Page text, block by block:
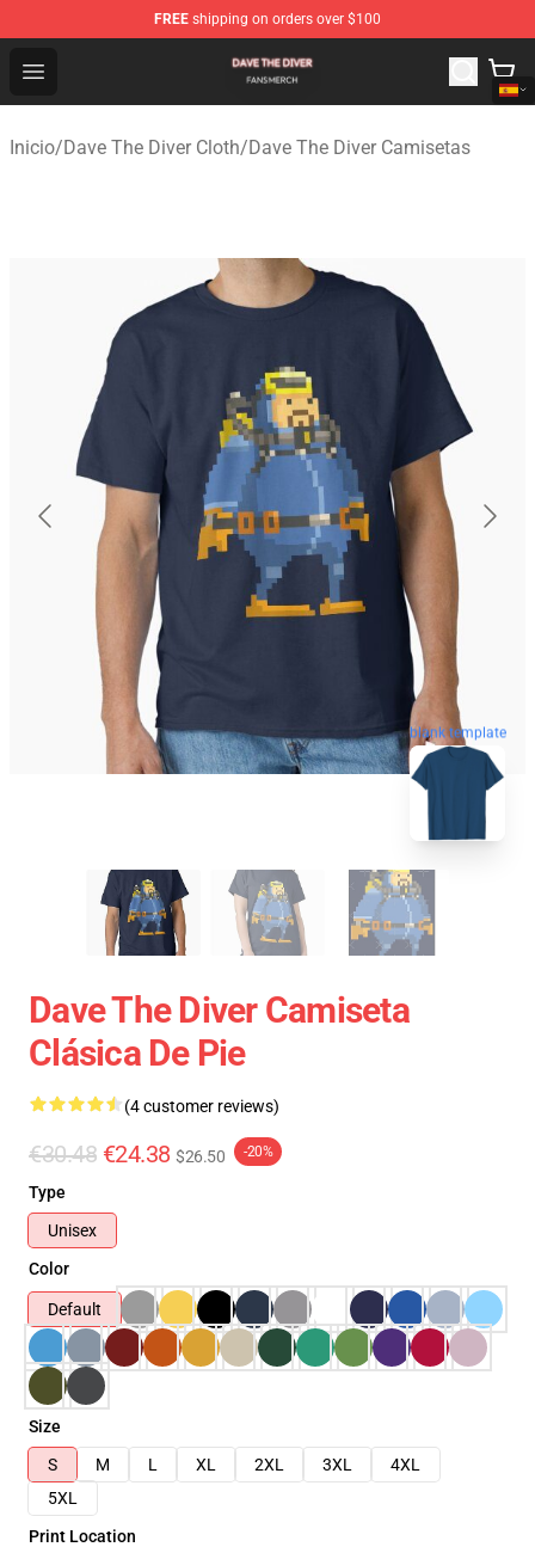
FREE shipping on orders over $100
Open menu
Dave The Diver Shop - Official Dave The Diver
Inicio/Dave The Diver Cloth/Dave The Diver Camisetas
blank template
Dave The Diver Camiseta
Clásica De Pie
(4 customer reviews)
€30.48 €24.38 $26.50 -20%
Type
Unisex
Color
Default
Size
S
M L XL 2XL 3XL
4XL
5XL
Print Location